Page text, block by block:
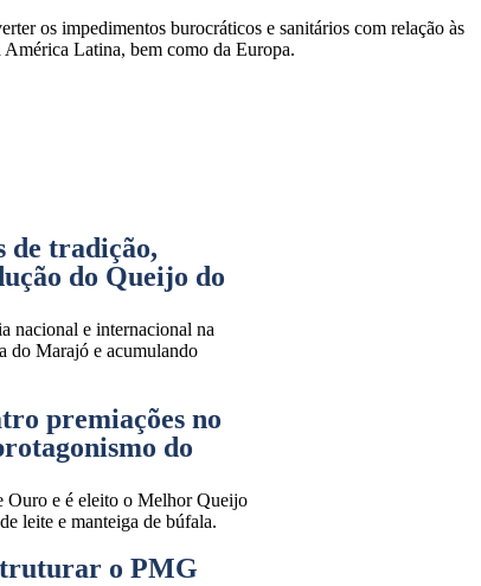
os impedimentos burocráticos e sanitários com relação às
Latina, bem como da Europa.
de tradição,
do Queijo do
nacional e internacional na
do Marajó e acumulando
premiações no
do
Ouro e é eleito o Melhor Queijo
leite e manteiga de búfala.
o PMG